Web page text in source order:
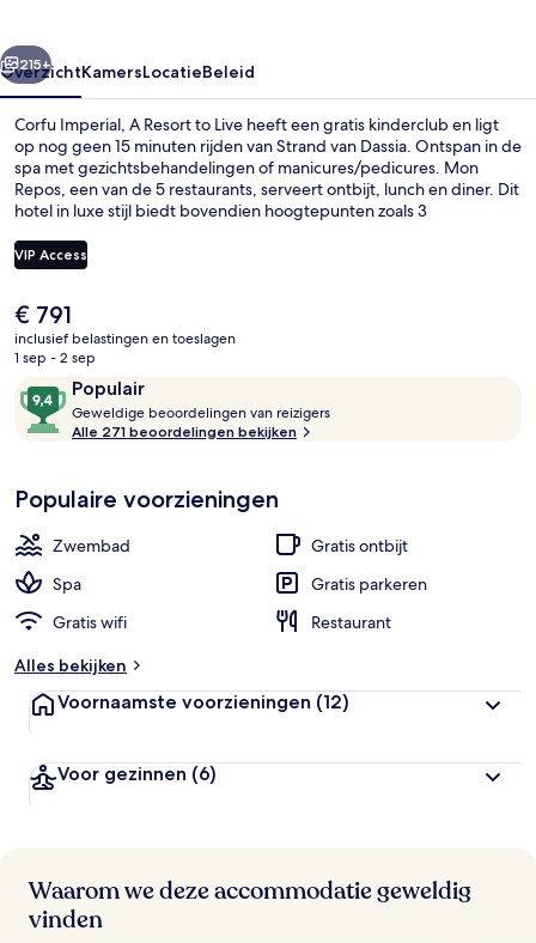
Volgende
215+
OverzichtKamersLocatieBeleid
Corfu Imperial, A Resort to Live heeft een gratis kinderclub en ligt
op nog geen 15 minuten rijden van Strand van Dassia. Ontspan in de
spa met gezichtsbehandelingen of manicures/pedicures. Mon
Repos, een van de 5 restaurants, serveert ontbijt, lunch en diner. Dit
hotel in luxe stijl biedt bovendien hoogtepunten zoals 3
reizigers zijn heel enthousiast over het behulpzame personeel.
VIP Access
De
huidige
prijs
€ 791
€ 791
inclusief belastingen en toeslagen
1 sep - 2 sep
Beoordelingen
Populair
9,4
van
10,
Geweldige beoordelingen van reizigers
i
e
b
o
r
n
Alle 271 beoordelingen bekijken
Populaire voorzieningen
Zwembad
Gratis ontbijt
Spa
Gratis parkeren
Gratis wifi
Restaurant
Alles bekijken
Voornaamste voorzieningen (12)
Voor gezinnen (6)
Waarom we deze accommodatie geweldig
vinden